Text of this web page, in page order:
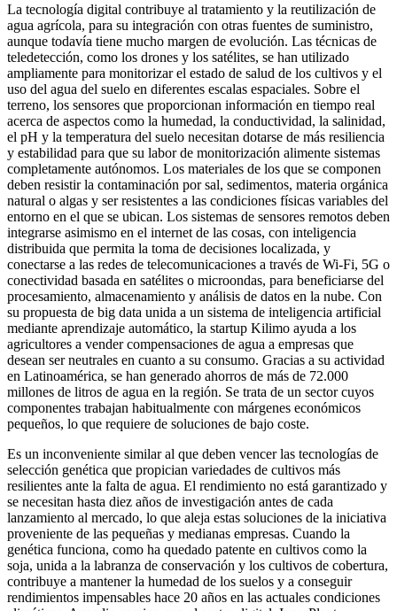
La tecnología digital contribuye al tratamiento y la reutilización de
agua agrícola, para su integración con otras fuentes de suministro,
aunque todavía tiene mucho margen de evolución. Las técnicas de
teledetección, como los drones y los satélites, se han utilizado
ampliamente para monitorizar el estado de salud de los cultivos y el
uso del agua del suelo en diferentes escalas espaciales. Sobre el
terreno, los sensores que proporcionan información en tiempo real
acerca de aspectos como la humedad, la conductividad, la salinidad,
el pH y la temperatura del suelo necesitan dotarse de más resiliencia
y estabilidad para que su labor de monitorización alimente sistemas
completamente autónomos. Los materiales de los que se componen
deben resistir la contaminación por sal, sedimentos, materia orgánica
natural o algas y ser resistentes a las condiciones físicas variables del
entorno en el que se ubican. Los sistemas de sensores remotos deben
integrarse asimismo en el internet de las cosas, con inteligencia
distribuida que permita la toma de decisiones localizada, y
conectarse a las redes de telecomunicaciones a través de Wi-Fi, 5G o
conectividad basada en satélites o microondas, para beneficiarse del
procesamiento, almacenamiento y análisis de datos en la nube. Con
su propuesta de big data unida a un sistema de inteligencia artificial
mediante aprendizaje automático, la startup Kilimo ayuda a los
agricultores a vender compensaciones de agua a empresas que
desean ser neutrales en cuanto a su consumo. Gracias a su actividad
en Latinoamérica, se han generado ahorros de más de 72.000
millones de litros de agua en la región. Se trata de un sector cuyos
componentes trabajan habitualmente con márgenes económicos
pequeños, lo que requiere de soluciones de bajo coste.
Es un inconveniente similar al que deben vencer las tecnologías de
selección genética que propician variedades de cultivos más
resilientes ante la falta de agua. El rendimiento no está garantizado y
se necesitan hasta diez años de investigación antes de cada
lanzamiento al mercado, lo que aleja estas soluciones de la iniciativa
proveniente de las pequeñas y medianas empresas. Cuando la
genética funciona, como ha quedado patente en cultivos como la
soja, unida a la labranza de conservación y los cultivos de cobertura,
contribuye a mantener la humedad de los suelos y a conseguir
rendimientos impensables hace 20 años en las actuales condiciones